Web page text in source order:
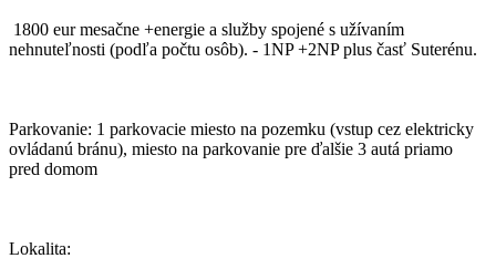
1800 eur mesačne +energie a služby spojené s užívaním
nehnuteľnosti (podľa počtu osôb). - 1NP +2NP plus časť Suterénu.
Parkovanie: 1 parkovacie miesto na pozemku (vstup cez elektricky
ovládanú bránu), miesto na parkovanie pre ďalšie 3 autá priamo
pred domom
Lokalita: